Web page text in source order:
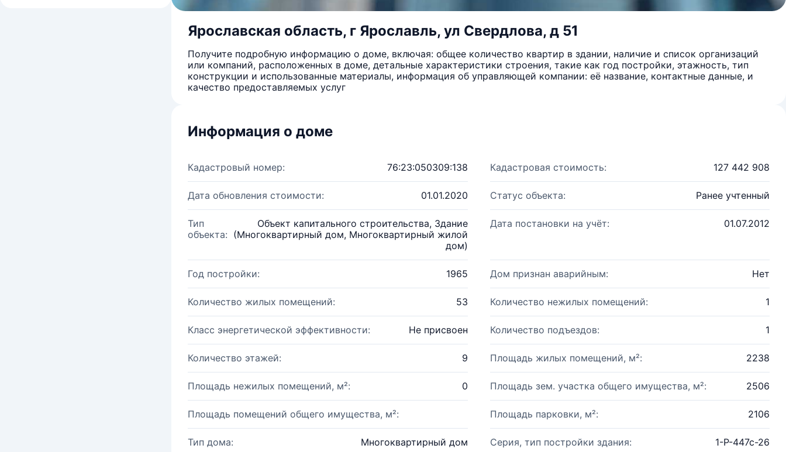
Ярославская область, г Ярославль, ул Свердлова, д 51
Получите подробную информацию о доме, включая: общее количество квартир в здании, наличие и список организаций
или компаний, расположенных в доме, детальные характеристики строения, такие как год постройки, этажность, тип
конструкции и использованные материалы, информация об управляющей компании: её название, контактные данные, и
качество предоставляемых услуг
Информация о доме
Кадастровый номер: 76:23:050309:138 Кадастровая стоимость: 127 442 908
Дата обновления стоимости: 01.01.2020 Статус объекта: Ранее учтенный
Тип
объекта:
Объект капитального строительства, Здание
(Многоквартирный дом, Многоквартирный жилой
дом)
Дата постановки на учёт: 01.07.2012
Год постройки: 1965 Дом признан аварийным: Нет
Количество жилых помещений: 53 Количество нежилых помещений: 1
Класс энергетической эффективности: Не присвоен Количество подъездов: 1
Количество этажей: 9 Площадь жилых помещений, м²: 2238
Площадь нежилых помещений, м²: 0 Площадь зем. участка общего имущества, м²: 2506
Площадь помещений общего имущества, м²: Площадь парковки, м²: 2106
Тип дома: Многоквартирный дом Серия, тип постройки здания: 1-P-447c-26